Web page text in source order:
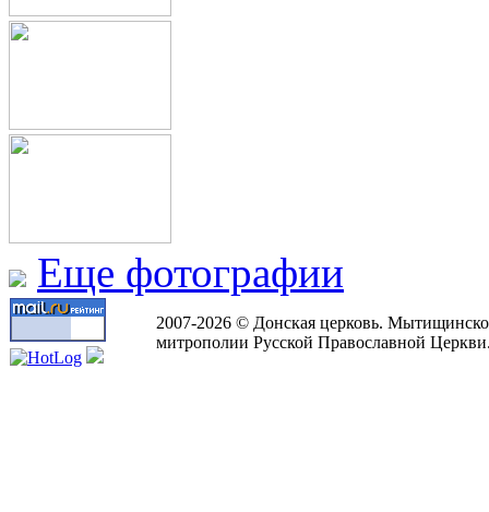
Еще фотографии
2007-2026 © Донская церковь.
митрополии Русской Православной